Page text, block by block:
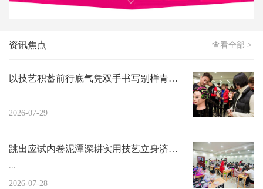
资讯焦点 查看全部 >
以技艺积蓄前行底气凭双手书写别样青春济宁...
2026-07-29
跳出应试内卷泥潭深耕实用技艺立身济宁美开...
2026-07-28